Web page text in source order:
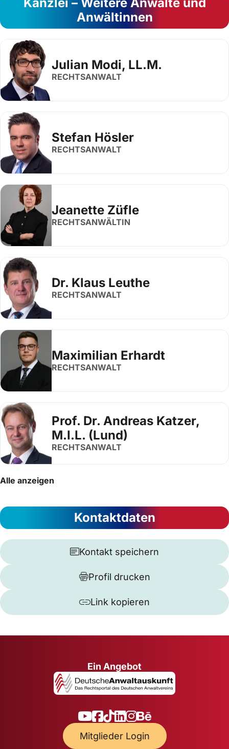
Anwältinnen
Julian Modi, LL.M.
RECHTSANWALT
Stefan Hösler
RECHTSANWALT
Jeanette Züfle
RECHTSANWÄLTIN
Dr. Klaus Leuthe
RECHTSANWALT
Maximilian Erhardt
RECHTSANWALT
Prof. Dr. Andreas Katzer,
M.I.L. (Lund)
RECHTSANWALT
Alle anzeigen
Kontaktdaten
Kontakt speichern
Profil drucken
Link kopieren
Ein Angebot
Mitglieder Login